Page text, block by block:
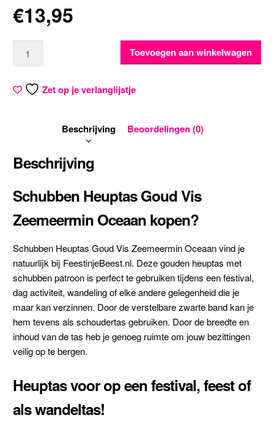
€13,95
Toevoegen aan winkelwagen
Zet op je verlanglijstje
Beschrijving Beoordelingen (0)
Beschrijving
Schubben Heuptas Goud Vis
Zeemeermin Oceaan kopen?
Schubben Heuptas Goud Vis Zeemeermin Oceaan vind je
natuurlijk bij FeestinjeBeest.nl. Deze gouden heuptas met
schubben patroon is perfect te gebruiken tijdens een festival,
dag activiteit, wandeling of elke andere gelegenheid die je
maar kan verzinnen. Door de verstelbare zwarte band kan je
hem tevens als schoudertas gebruiken. Door de breedte en
inhoud van de tas heb je genoeg ruimte om jouw bezittingen
veilig op te bergen.
Heuptas voor op een festival, feest of
als wandeltas!